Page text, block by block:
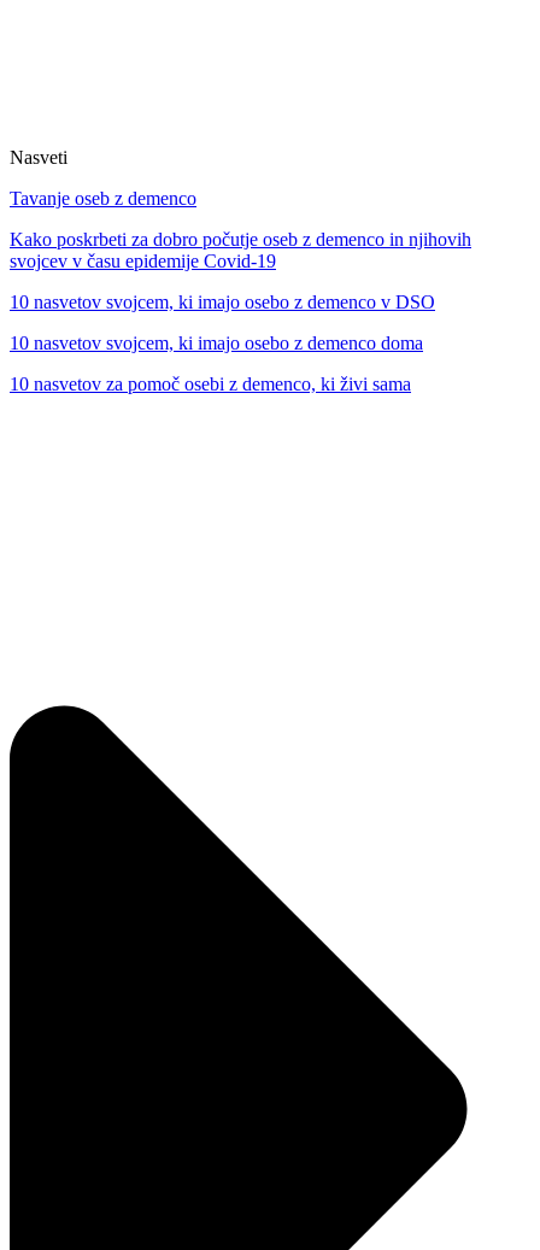
Nasveti
Tavanje oseb z demenco
Kako poskrbeti za dobro počutje oseb z demenco in njihovih
svojcev v času epidemije Covid-19
10 nasvetov svojcem, ki imajo osebo z demenco v DSO
10 nasvetov svojcem, ki imajo osebo z demenco doma
10 nasvetov za pomoč osebi z demenco, ki živi sama